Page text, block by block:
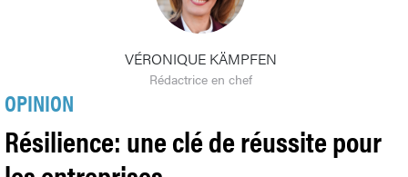
VÉRONIQUE KÄMPFEN
Rédactrice en chef
OPINION
Résilience: une clé de réussite pour